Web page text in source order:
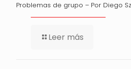
Problemas de grupo – Por Diego
Leer más